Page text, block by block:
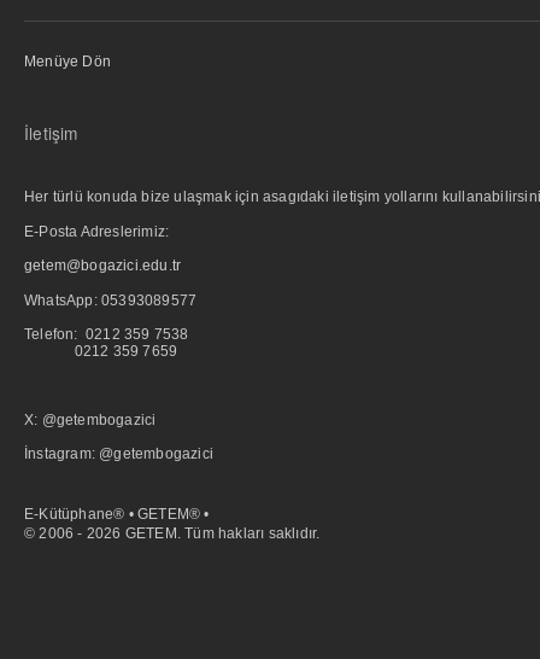
Menüye Dön
İletişim
Her türlü konuda bize ulaşmak için asagıdaki iletişim yollarını
E-Posta Adreslerimiz:
getem@bogazici.edu.tr
WhatsApp: 05393089577
Telefon: 0212 359 7538
0212 359 7659
X: @getembogazici
İnstagram: @getembogazici
E-Kütüphane® • GETEM® •
© 2006 - 2026 GETEM. Tüm hakları saklıdır.